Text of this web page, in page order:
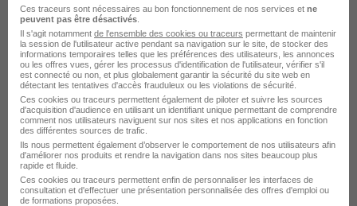
Langres - 52 Alternance Temps partiel
Cette offre n’est plus disponible depuis le 07/07/26
Boulanger en Apprentissage H/F
Banette
Ces traceurs sont nécessaires au bon fonctionnement de nos services et ne
peuvent pas être désactivés
Il s'agit notamment de l'ensemble des cookies ou traceurs permettant de maintenir
la session de l'utilisateur active pendant sa navigation sur le site, de stocker des
informations temporaires telles que les préférences des utilisateurs, les annonces
ou les offres vues, gérer les processus d'identification de l'utilisateur, vérifier s'il
est connecté ou non, et plus globalement garantir la sécurité du site web en
détectant les tentatives d'accès frauduleux ou les violations de sécurité.
Ces cookies ou traceurs permettent également de piloter et suivre les sources
d'acquisition d'audience en utilisant un identifiant unique permettant de comprendre
comment nos utilisateurs naviguent sur nos sites et nos applications en fonction
des différentes sources de trafic.
Ils nous permettent également d’observer le comportement de nos utilisateurs afin
d'améliorer nos produits et rendre la navigation dans nos sites beaucoup plus
rapide et fluide.
Ces cookies ou traceurs permettent enfin de personnaliser les interfaces de
consultation et d'effectuer une présentation personnalisée des offres d'emploi ou
de formations proposées.